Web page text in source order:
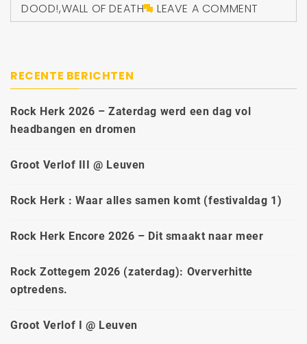
DOOD!,WALL OF DEATH LEAVE A COMMENT
RECENTE BERICHTEN
Rock Herk 2026 – Zaterdag werd een dag vol
headbangen en dromen
Groot Verlof III @ Leuven
Rock Herk : Waar alles samen komt (festivaldag 1)
Rock Herk Encore 2026 – Dit smaakt naar meer
Rock Zottegem 2026 (zaterdag): Oververhitte
optredens.
Groot Verlof I @ Leuven